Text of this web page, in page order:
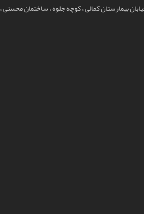
بیمارستان کمالی ، کوچه جلوه ، ساختمان محسنی ،